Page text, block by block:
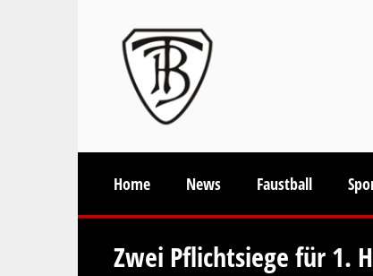
Home News Faustball
Zwei Pflichtsiege für 1.